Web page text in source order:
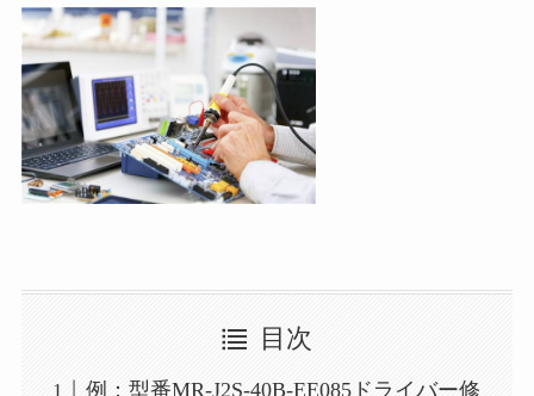
目次
例：型番MR‐J2S‐40B‐EE085ドライバー修